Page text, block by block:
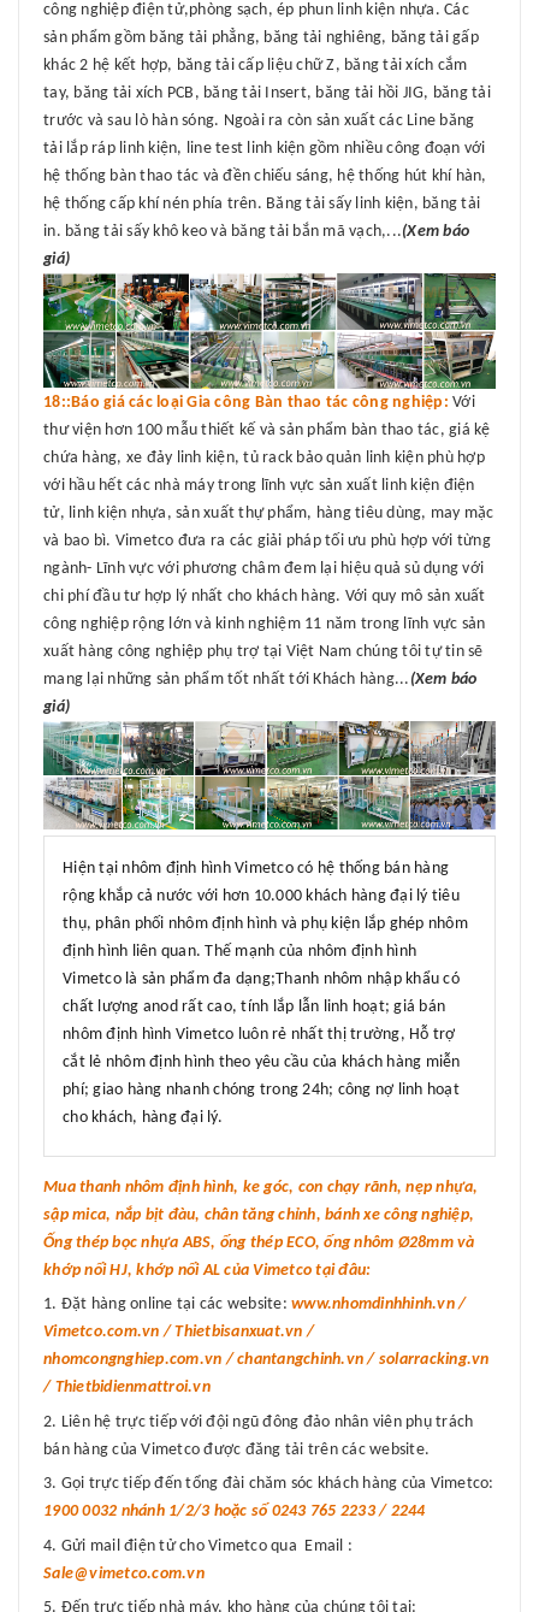
công nghiệp điện tử,phòng sạch, ép phun linh kiện nhựa. Các
sản phẩm gồm băng tải phẳng, băng tải nghiêng, băng tải gấp
khác 2 hệ kết hợp, băng tải cấp liệu chữ Z, băng tải xích cắm
tay, băng tải xích PCB, băng tải Insert, băng tải hồi JIG, băng tải
trước và sau lò hàn sóng. Ngoài ra còn sản xuất các Line băng
tải lắp ráp linh kiện, line test linh kiện gồm nhiều công đoạn với
hệ thống bàn thao tác và đền chiếu sáng, hệ thống hút khí hàn,
hệ thống cấp khí nén phía trên. Băng tải sấy linh kiện, băng tải
in. băng tải sấy khô keo và băng tải bắn mã vạch,...(Xem báo
giá)
18::Báo giá các loại Gia công Bàn thao tác công nghiệp: Với
thư viện hơn 100 mẫu thiết kế và sản phẩm bàn thao tác, giá kệ
chứa hàng, xe đảy linh kiện, tủ rack bảo quản linh kiện phù hợp
với hầu hết các nhà máy trong lĩnh vực sản xuất linh kiện điện
tử, linh kiện nhựa, sản xuất thự phẩm, hàng tiêu dùng, may mặc
và bao bì. Vimetco đưa ra các giải pháp tối ưu phù hợp với từng
ngành- Lĩnh vực với phương châm đem lại hiệu quả sủ dụng với
chi phí đầu tư hợp lý nhất cho khách hàng. Với quy mô sản xuất
công nghiệp rộng lớn và kinh nghiệm 11 năm trong lĩnh vực sản
xuất hàng công nghiệp phụ trợ tại Việt Nam chúng tôi tự tin sẽ
mang lại những sản phẩm tốt nhất tới Khách hàng... (Xem báo
giá)
Hiện tại nhôm định hình Vimetco có hệ thống bán hàng
rộng khắp cả nước với hơn 10.000 khách hàng đại lý tiêu
thụ, phân phối nhôm định hình và phụ kiện lắp ghép nhôm
định hình liên quan. Thế mạnh của nhôm định hình
Vimetco là sản phẩm đa dạng;Thanh nhôm nhập khẩu có
chất lượng anod rất cao, tính lắp lẫn linh hoạt; giá bán
nhôm định hình Vimetco luôn rẻ nhất thị trường, Hỗ trợ
cắt lẻ nhôm định hình theo yêu cầu của khách hàng miễn
phí; giao hàng nhanh chóng trong 24h; công nợ linh hoạt
cho khách, hàng đại lý.
Mua thanh nhôm định hình, ke góc, con chạy rãnh, nẹp nhựa,
sập mica, nắp bịt đàu, chân tăng chỉnh, bánh xe công nghiệp,
Ống thép bọc nhựa ABS, ống thép ECO, ống nhôm Ø28mm và
khớp nối HJ, khớp nối AL của Vimetco tại đâu:
Đặt hàng online tại các website: www.nhomdinhhinh.vn /
Vimetco.com.vn / Thietbisanxuat.vn /
nhomcongnghiep.com.vn / chantangchinh.vn / solarracking.vn
/ Thietbidienmattroi.vn
Liên hệ trực tiếp với đội ngũ đông đảo nhân viên phụ trách
bán hàng của Vimetco được đăng tải trên các website.
Gọi trực tiếp đến tổng đài chăm sóc khách hàng của Vimetco:
1900 0032 nhánh 1/2/3 hoặc số 0243 765 2233 / 2244
Gửi mail điện tử cho Vimetco qua Email :
Sale@vimetco.com.vn
Đến trực tiếp nhà máy, kho hàng của chúng tôi tại: